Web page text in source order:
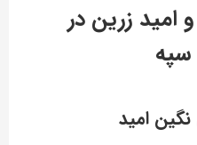
امید زرین در
سپه
امید